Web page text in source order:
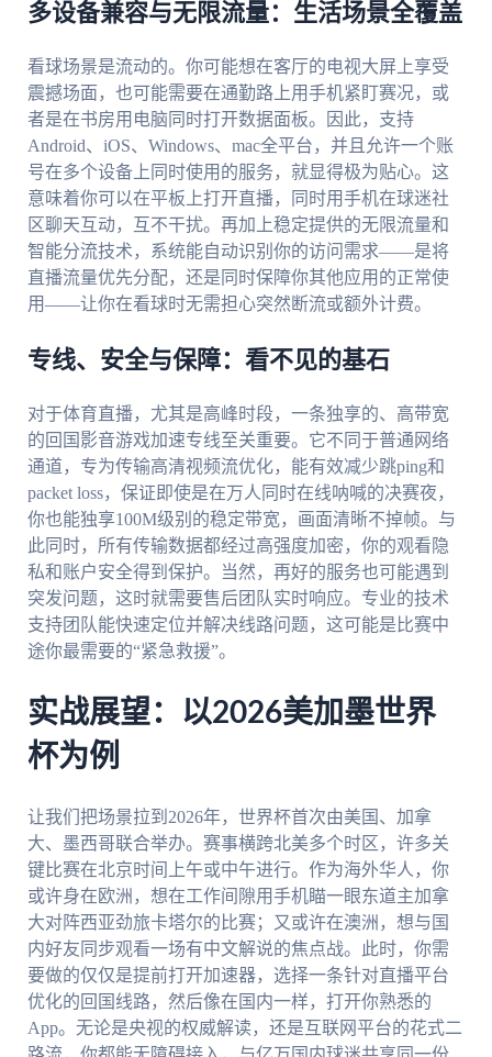
多设备兼容与无限流量：生活场景全覆盖
看球场景是流动的。你可能想在客厅的电视大屏上享受
震撼场面，也可能需要在通勤路上用手机紧盯赛况，或
者是在书房用电脑同时打开数据面板。因此，支持
Android、iOS、Windows、mac全平台，并且允许一个账
号在多个设备上同时使用的服务，就显得极为贴心。这
意味着你可以在平板上打开直播，同时用手机在球迷社
区聊天互动，互不干扰。再加上稳定提供的无限流量和
智能分流技术，系统能自动识别你的访问需求——是将
直播流量优先分配，还是同时保障你其他应用的正常使
用——让你在看球时无需担心突然断流或额外计费。
专线、安全与保障：看不见的基石
对于体育直播，尤其是高峰时段，一条独享的、高带宽
的回国影音游戏加速专线至关重要。它不同于普通网络
通道，专为传输高清视频流优化，能有效减少跳ping和
packet loss，保证即使是在万人同时在线呐喊的决赛夜，
你也能独享100M级别的稳定带宽，画面清晰不掉帧。与
此同时，所有传输数据都经过高强度加密，你的观看隐
私和账户安全得到保护。当然，再好的服务也可能遇到
突发问题，这时就需要售后团队实时响应。专业的技术
支持团队能快速定位并解决线路问题，这可能是比赛中
途你最需要的“紧急救援”。
实战展望：以2026美加墨世界
杯为例
让我们把场景拉到2026年，世界杯首次由美国、加拿
大、墨西哥联合举办。赛事横跨北美多个时区，许多关
键比赛在北京时间上午或中午进行。作为海外华人，你
或许身在欧洲，想在工作间隙用手机瞄一眼东道主加拿
大对阵西亚劲旅卡塔尔的比赛；又或许在澳洲，想与国
内好友同步观看一场有中文解说的焦点战。此时，你需
要做的仅仅是提前打开加速器，选择一条针对直播平台
优化的回国线路，然后像在国内一样，打开你熟悉的
App。无论是央视的权威解读，还是互联网平台的花式二